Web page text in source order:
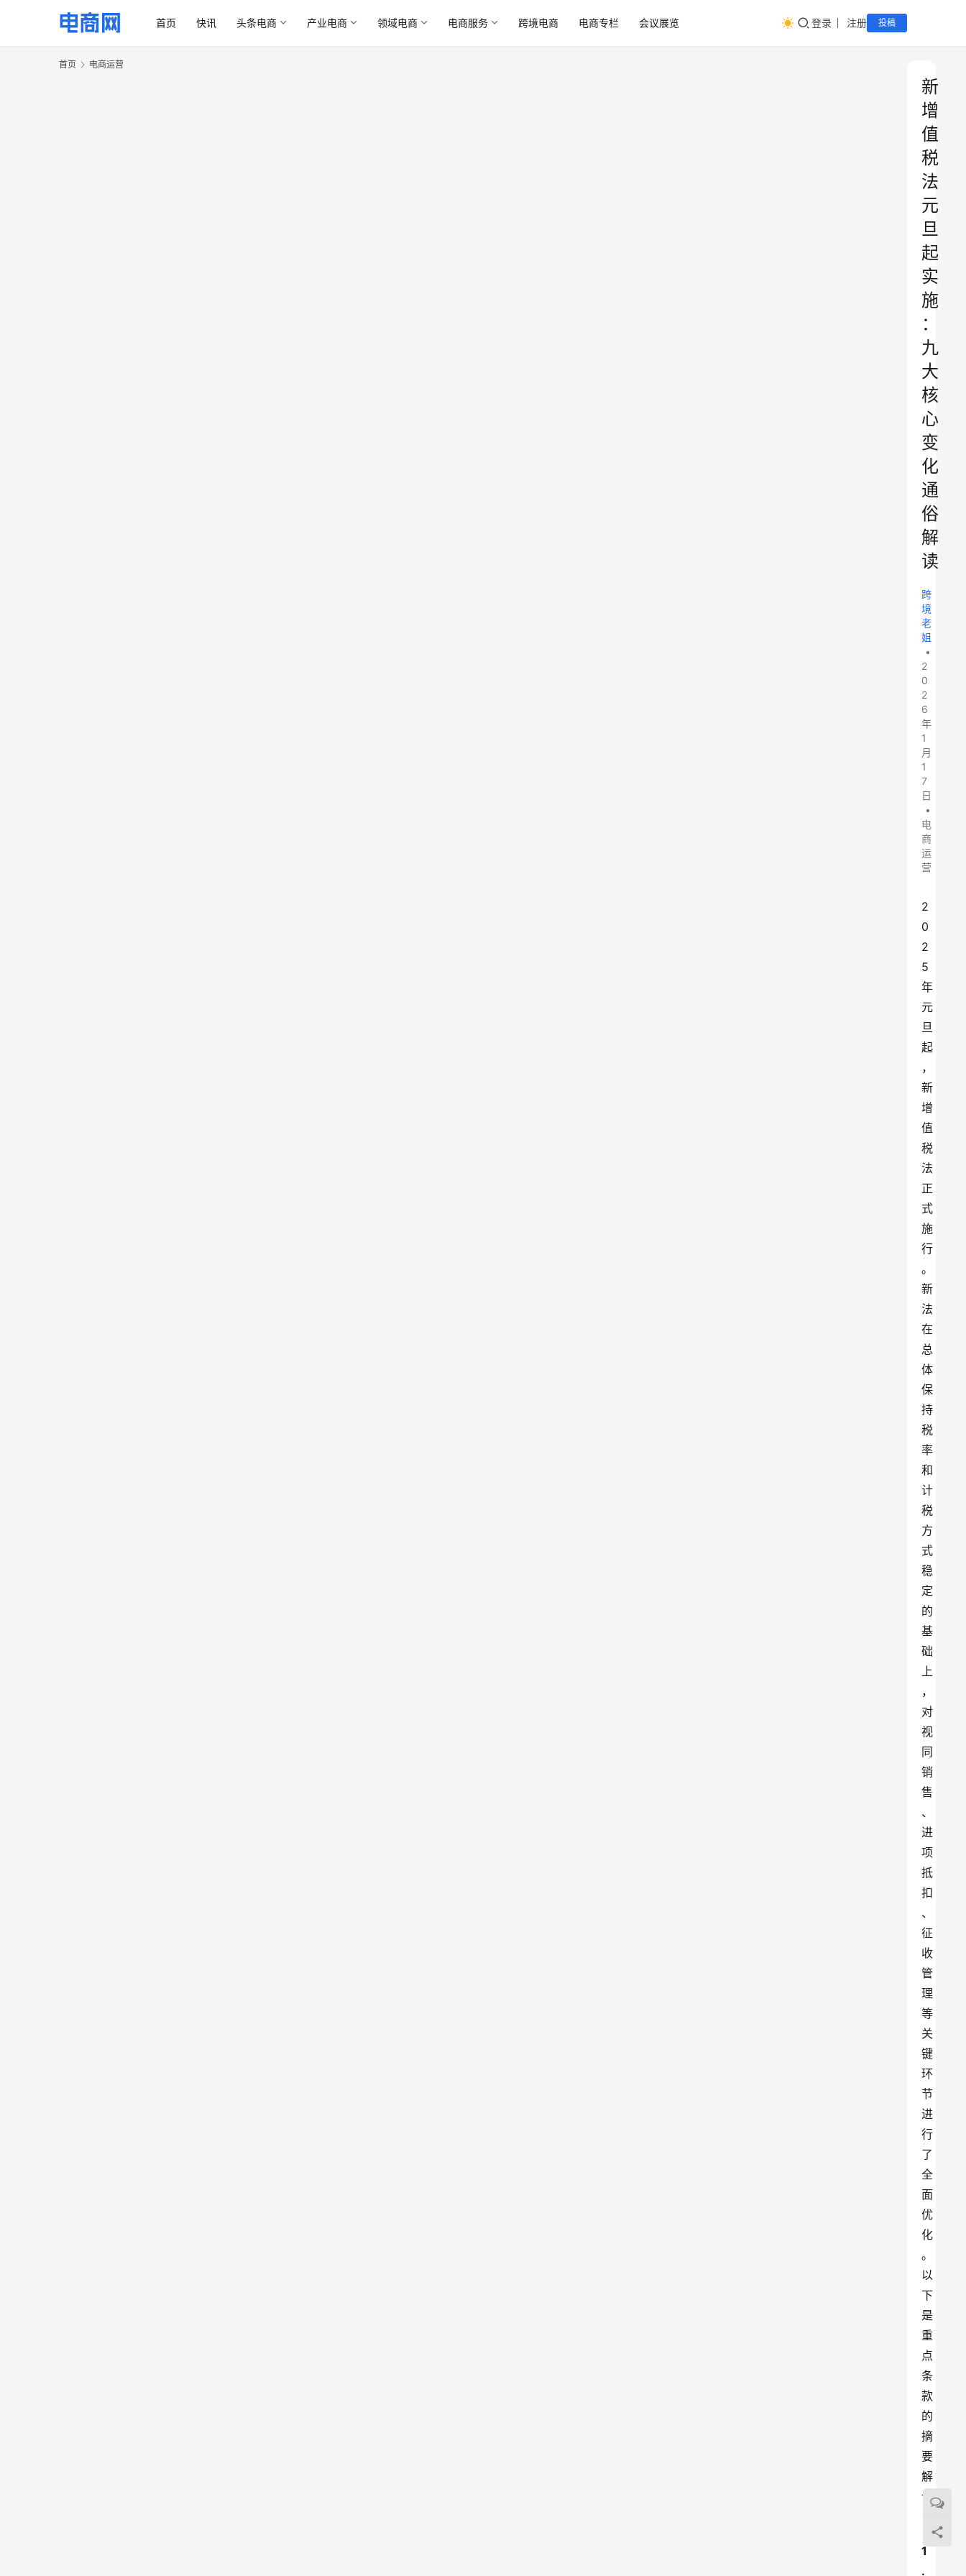
首页 快讯 头条电商 产业电商 领域电商 电商服务 跨境电商 电商专栏 会议展览 登录 注册 投稿
首页 电商运营
新
增
值
税
法
元
旦
起
实
施
：
九
大
核
心
变
化
通
俗
解
读
跨
境
老
姐
•
2
0
2
6
年
1
月
1
7
日
•
电
商
运
营
2
0
2
5
年
元
旦
起
，
新
增
值
税
法
正
式
施
行
。
新
法
在
总
体
保
持
税
率
和
计
税
方
式
稳
定
的
基
础
上
，
对
视
同
销
售
、
进
项
抵
扣
、
征
收
管
理
等
关
键
环
节
进
行
了
全
面
优
化
。
以
下
是
重
点
条
款
的
摘
要
解
读
1
.